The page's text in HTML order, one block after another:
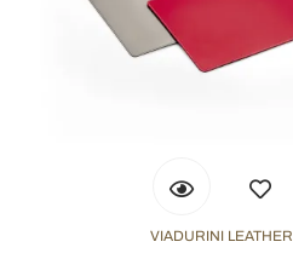
VIADURINI LEATHER